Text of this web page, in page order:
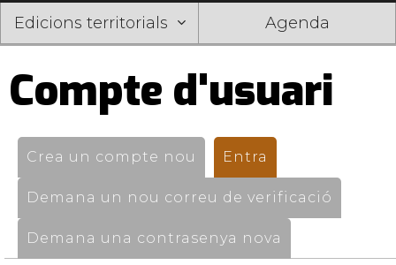
Edicions territorials Agenda
Compte d'usuari
Pestanyes
primàries
Crea un compte nou Entra
Demana un nou correu de verificació
Demana una contrasenya nova